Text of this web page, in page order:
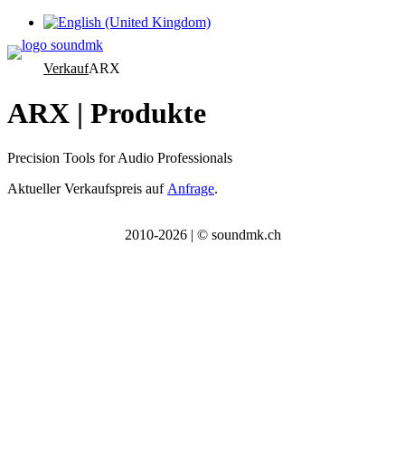
Sprache auswählen
VerkaufARX
ARX | Produkte
Precision Tools for Audio Professionals
Aktueller Verkaufspreis auf Anfrage.
2010-2026 | © soundmk.ch